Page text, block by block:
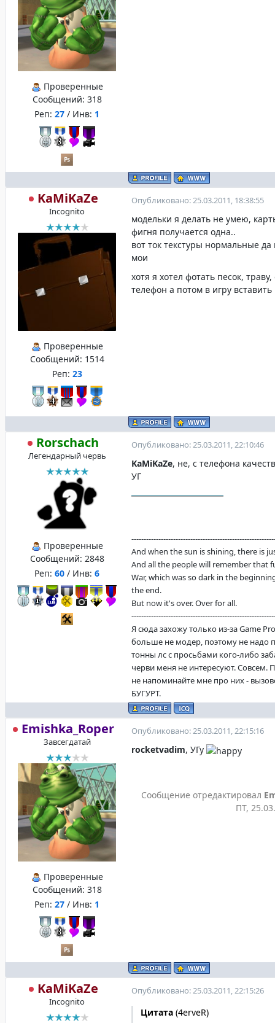
Проверенные
Сообщений: 318
Реп: 27 / Инв: 1
KaMiKaZe
Incognito
Проверенные
Сообщений: 1514
Реп: 23
Опубликовано: 25.03.2011, 18:38:55
модельки я делать не умею,
фигня получается одна..
вот ток текстуры нормальные
мои
хотя я хотел фотать песок,
телефон а потом в игру вставить
Rorschach
Легендарный червь
Проверенные
Сообщений: 2848
Реп: 60 / Инв: 6
Опубликовано: 25.03.2011, 22:10:46
KaMiKaZe, не, с телефона
УГ
And when the sun is shining, there is
And all the people will remember that
War, which was so dark in the
the end.
But now it's over. Over for all.
Я сюда захожу только из-за Game
больше не модер, поэтому не надо
тонны лс с просьбами кого-либо
черви меня не интересуют. Совсем.
не напоминайте мне про них -
БУГУРТ.
Emishka_Roper
Завсегдатай
Проверенные
Сообщений: 318
Реп: 27 / Инв: 1
Опубликовано: 25.03.2011, 22:15:16
rocketvadim, УГу
Сообщение отредактировал
ПТ,
KaMiKaZe
Incognito
Опубликовано: 25.03.2011, 22:15:26
Цитата (4erveR)